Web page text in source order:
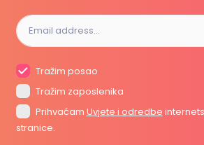
Tražim posao
Tražim zaposlenika
Prihvaćam Uvjete i odredbe
stranice.